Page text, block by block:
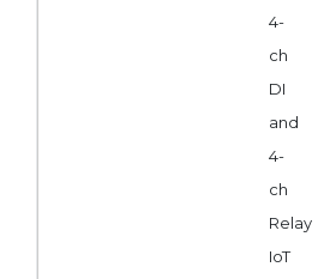
4-
ch
DI
and
4-
ch
Relay
IoT